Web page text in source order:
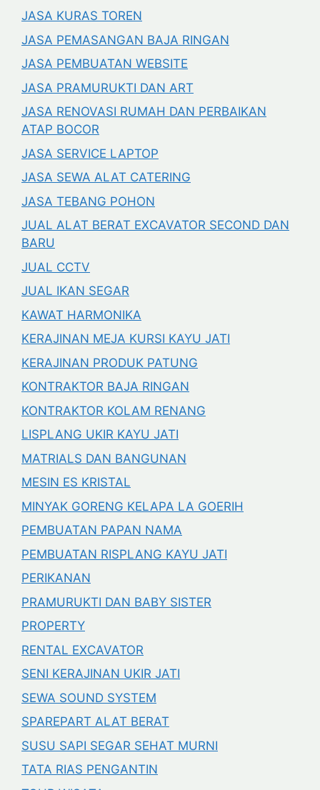
JASA KURAS TOREN
JASA PEMASANGAN BAJA RINGAN
JASA PEMBUATAN WEBSITE
JASA PRAMURUKTI DAN ART
JASA RENOVASI RUMAH DAN PERBAIKAN
ATAP BOCOR
JASA SERVICE LAPTOP
JASA SEWA ALAT CATERING
JASA TEBANG POHON
JUAL ALAT BERAT EXCAVATOR SECOND DAN
BARU
JUAL CCTV
JUAL IKAN SEGAR
KAWAT HARMONIKA
KERAJINAN MEJA KURSI KAYU JATI
KERAJINAN PRODUK PATUNG
KONTRAKTOR BAJA RINGAN
KONTRAKTOR KOLAM RENANG
LISPLANG UKIR KAYU JATI
MATRIALS DAN BANGUNAN
MESIN ES KRISTAL
MINYAK GORENG KELAPA LA GOERIH
PEMBUATAN PAPAN NAMA
PEMBUATAN RISPLANG KAYU JATI
PERIKANAN
PRAMURUKTI DAN BABY SISTER
PROPERTY
RENTAL EXCAVATOR
SENI KERAJINAN UKIR JATI
SEWA SOUND SYSTEM
SPAREPART ALAT BERAT
SUSU SAPI SEGAR SEHAT MURNI
TATA RIAS PENGANTIN